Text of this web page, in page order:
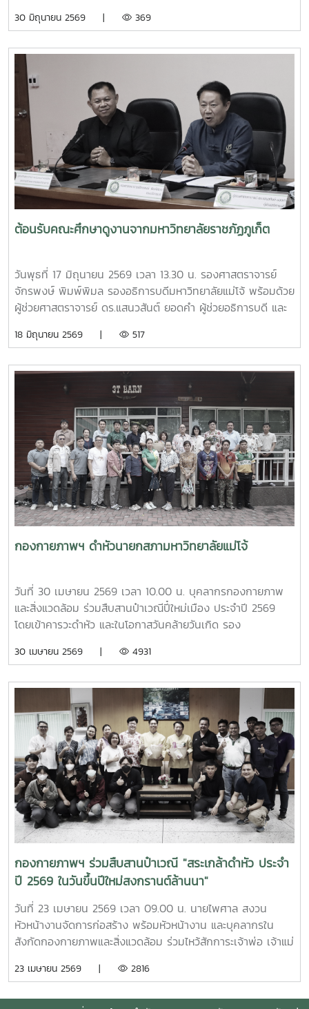
ถ่ายทอดแนวทางการเปลี่ยนเศษอาหารและขยะอินทรีย์ให้เป็นปุ๋ย
โอกาสนี้ ทีมงานจากงานสิ่งแวดล้อมและภัยพิบัติ กองกายภาพ
และสิ่งแวดล้อม ได้ร่วมสาธิตการทำปุ๋ยหมักใบไม้ในวงตาข่าย เพื่อ
เป็นแนวทางในการจัดการเศษวัสดุอินทรีย์ภายในครัวเรือนและ
ชุมชน โดยมีประชาชนชุมชนบ้านโปง และโรงเรียนในพื้นที่เข้าร่วม
เรียนรู้และฝึกปฏิบัติ ทั้งนี้ กิจกรรมดังกล่าวจัดขึ้นภายใต้
โครงการส่งเสริมการจัดการขยะอย่างถูกวิธีและถูกสุขลักษณะ
ของชุมชนบ้านโปง ประจำปี 2569 โดยบูรณาการให้ความรู้ร่วม
กับเทศบาลตำบลป่าไผ่ และนางนิตยา วิริยา แม่หลวงบ้านหม้อ หมู๋
12 ตำบลป่าไผ่ ร่วมถ่ายทอดองค์ความรู้ด้านการคัดแยกขยะ การ
จัดการขยะอินทรีย์ กองทุนออมบุญขยะบ้านหม้อ และการใช้
ประโยชน์จากวัสดุเหลือใช้ เพื่อส่งเสริมให้ประชาชนสามารถนำ
ความรู้ไปประยุกต์ใช้ในครัวเรือน ลดปริมาณขยะที่ต้องนำไปกำจัด
อย่างยั่งยืน กิจกรรมครั้งนี้จัดขึ้น ณ ศาลาอเนกประสงค์ หมู่ที่ 6
ตำบลป่าไผ่ อำเภอสันทราย จังหวัดเชียงใหม่ ได้รับความสนใจ
จากประชาชน ผู้นำชุมชน และสถานศึกษาในพื้นที่เข้าร่วมกิจกรรม
ขับเคลื่อนการจัดการขยะตั้งแต่ต้นทาง เพื่อมุ่งสู่ชุมชนที่สะอาด
30 มิถุนายน 2569 | 369
ต้อนรับคณะศึกษาดูงานจากมหาวิทยาลัยราชภัฏภูเก็ต
วันพุธที่ 17 มิถุนายน 2569 เวลา 13.30 น. รองศาสตราจารย์
จักรพงษ์ พิมพ์พิมล รองอธิการบดีมหาวิทยาลัยแม่โจ้ พร้อมด้วย
ผู้ช่วยศาสตราจารย์ ดร.แสนวสันต์ ยอดคำ ผู้ช่วยอธิการบดี และ
แวดล้อม นำทีมหัวหน้างานในสังกัดร่วมให้การต้อนรับ ผู้ช่วย
ข้าราชการ พร้อมคณะศึกษาดูงานจากสภาคณาจารย์และ
ข้าราชการ มหาวิทยาลัยราชภัฏภูเก็ต ในการนี้ ทั้งสอง
มหาวิทยาลัยได้ร่วมแลกเปลี่ยนประสบการณ์ด้านการจัดสวัสดิการ
บุคลากร ตลอดจนแนวทางการพัฒนาและประยุกต์ใช้ให้เหมาะสม
กับบริบทของแต่ละสถาบัน โดยมีนายสุชาติ จันทร์แก้ว รักษาการ
ในตำแหน่งหัวหน้างานสวัสดิการ กองบริหารทรัพยากรบุคคล
เป็นผู้ให้ข้อมูลเกี่ยวกับการจัดสวัสดิการบุคลากรของมหาวิทยาลัย
แม่โจ้ นอกจากนี้ ผู้ช่วยศาสตราจารย์ ดร.มุจลินทร์ ผลจันทร์ ได้
บรรยายและให้ข้อมูลเกี่ยวกับการดำเนินงานด้านมหาวิทยาลัยสี
เขียว (Green University) ของมหาวิทยาลัยแม่โจ้ ณ ห้อง
ประชุมรวงผึ้ง ชั้น 5 อาคารสำนักงานมหาวิทยาลัย ภายหลังการ
ประชุม คณะศึกษาดูงานได้เยี่ยมชมบรรยากาศและพื้นที่โดยรอบ
แวดล้อมของมหาวิทยาลัยแม่โจ้
18 มิถุนายน 2569 | 517
กองกายภาพฯ ดำหัวนายกสภามหาวิทยาลัยแม่โจ้
วันที่ 30 เมษายน 2569 เวลา 10.00 น. บุคลากรกองกายภาพ
และสิ่งแวดล้อม ร่วมสืบสานป๋าเวณีปี๋ใหม่เมือง ประจำปี 2569
โดยเข้าคารวะดำหัว และในโอกาสวันคล้ายวันเกิด รอง
ณ บ้านเอื้องไพลิน
30 เมษายน 2569 | 4931
กองกายภาพฯ ร่วมสืบสานป๋าเวณี "สระเกล้าดำหัว ประจำ
ปี 2569 ในวันขึ้นปีใหม่สงกรานต์ล้านนา"
วันที่ 23 เมษายน 2569 เวลา 09.00 น. นายไพศาล สงวน
หัวหน้างานจัดการก่อสร้าง พร้อมหัวหน้างาน และบุคลากรใน
สังกัดกองกายภาพและสิ่งแวดล้อม ร่วมไหว้สักการะเจ้าพ่อ เจ้าแม่
15.30 น. ณ อาคารสำนักงานมหาวิทยาลัย ได้ร่วมพิธีดำหัวรอง
23 เมษายน 2569 | 2816